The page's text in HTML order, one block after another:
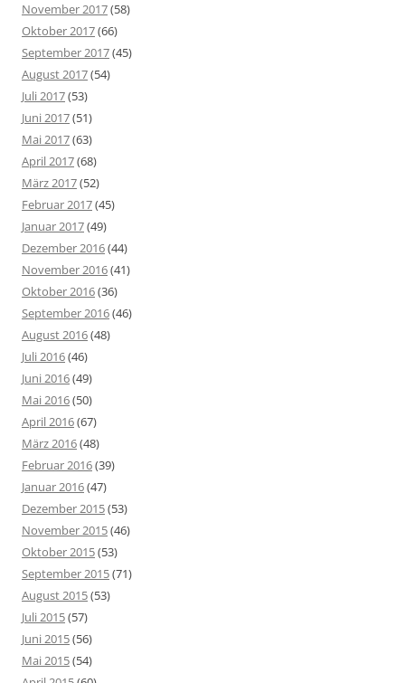
November 2017(58)
Oktober 2017(66)
September 2017(45)
August 2017(54)
Juli 2017(53)
Juni 2017(51)
Mai 2017(63)
April 2017(68)
März 2017(52)
Februar 2017(45)
Januar 2017(49)
Dezember 2016(44)
November 2016(41)
Oktober 2016(36)
September 2016(46)
August 2016(48)
Juli 2016(46)
Juni 2016(49)
Mai 2016(50)
April 2016(67)
März 2016(48)
Februar 2016(39)
Januar 2016(47)
Dezember 2015(53)
November 2015(46)
Oktober 2015(53)
September 2015(71)
August 2015(53)
Juli 2015(57)
Juni 2015(56)
Mai 2015(54)